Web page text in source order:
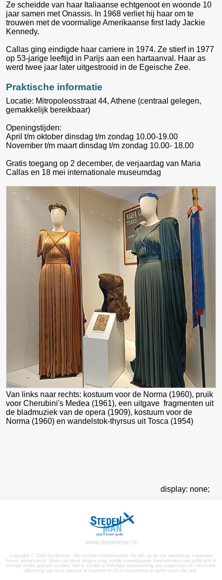
Ze scheidde van haar Italiaanse echtgenoot en woonde 10
jaar samen met Onassis. In 1968 verliet hij haar om te
trouwen met de voormalige Amerikaanse first lady Jackie
Kennedy.
Callas ging eindigde haar carriere in 1974. Ze stierf in 1977
op 53-jarige leeftijd in Parijs aan een hartaanval. Haar as
werd twee jaar later uitgestrooid in de Egeische Zee.
Praktische informatie
Locatie: Mitropoleosstraat 44, Athene (centraal gelegen,
gemakkelijk bereikbaar)
Openingstijden:
April t/m oktober dinsdag t/m zondag 10.00-19.00
November t/m maart dinsdag t/m zondag 10.00- 18.00
Gratis toegang op 2 december, de verjaardag van Maria
Callas en 18 mei internationale museumdag
Van links naar rechts: kostuum voor de Norma (1960), pruik
voor Cherubini's Medea (1961), een uitgave fragmenten uit
de bladmuziek van de opera (1909), kostuum voor de
Norma (1960) en wandelstok-thyrsus uit Tosca (1954)
display: none;
www.stedenman.nl
Copyright © 2026 Stedenman. Alle rechten voorbehouden. Op alle op de site aanwezige materialen
berust auteursrecht. Niets van deze uitgave mag zonder voorafgaande toestemming voor publicatie in
overige media gebruikt worden. Het is zonder schriftelijke toestemming niet toegestaan om informatie
afkomstig van deze website te kopiëren en of te verspreiden in welke vorm dan ook.